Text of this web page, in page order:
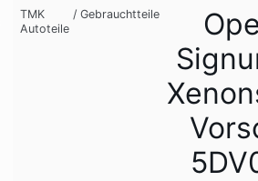
TMK
Autoteile
/ Gebrauchtteile